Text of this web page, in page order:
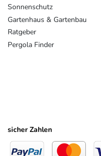
Sonnenschutz
Gartenhaus & Gartenbau
Ratgeber
Pergola Finder
sicher Zahlen